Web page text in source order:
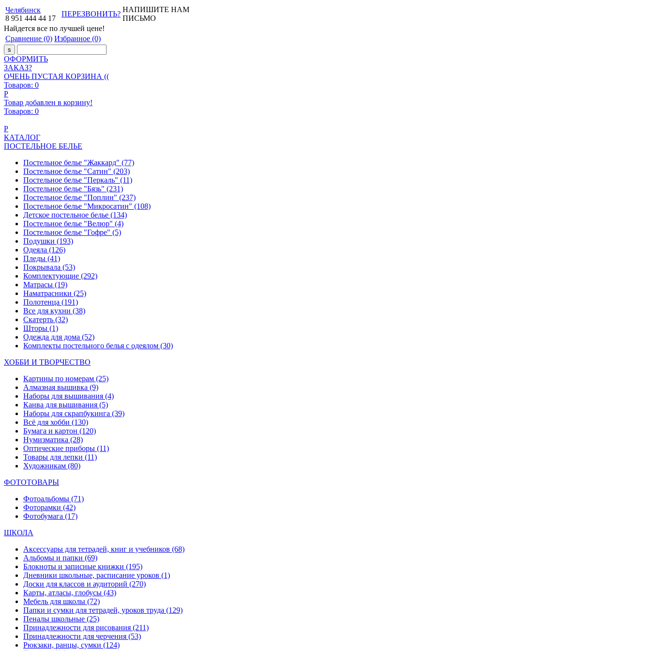
Челябинск
8 951 444 44 17
ПЕРЕЗВОНИТЬ?
НАПИШИТЕ НАМ
ПИСЬМО
Найдется все по лучшей цене!
Сравнение (0) Избранное (0)
ОФОРМИТЬ
ЗАКАЗ?
ОЧЕНЬ ПУСТАЯ КОРЗИНА ((
Товаров: 0
Р
Товар добавлен в корзину!
Товаров: 0
Р
КАТАЛОГ
ПОСТЕЛЬНОЕ БЕЛЬЕ
Постельное белье "Жаккард" (77)
Постельное белье "Сатин" (203)
Постельное белье "Перкаль" (11)
Постельное белье "Бязь" (231)
Постельное белье "Поплин" (237)
Постельное белье "Микросатин" (108)
Детское постельное белье (134)
Постельное белье "Велюр" (4)
Постельное белье "Гофре" (5)
Подушки (193)
Одеяла (126)
Пледы (41)
Покрывала (53)
Комплектующие (292)
Матрасы (19)
Наматрасники (25)
Полотенца (191)
Все для кухни (38)
Скатерть (32)
Шторы (1)
Одежда для дома (52)
Комплекты постельного белья с одеялом (30)
ХОББИ И ТВОРЧЕСТВО
Картины по номерам (25)
Алмазная вышивка (9)
Наборы для вышивания (4)
Канва для вышивания (5)
Наборы для скрапбукинга (39)
Всё для хобби (130)
Бумага и картон (120)
Нумизматика (28)
Оптические приборы (11)
Товары для лепки (11)
Художникам (80)
ФОТОТОВАРЫ
Фотоальбомы (71)
Фоторамки (42)
Фотобумага (17)
ШКОЛА
Аксессуары для тетрадей, книг и учебников (68)
Альбомы и папки (69)
Блокноты и записные книжки (195)
Дневники школьные, расписание уроков (1)
Доски для классов и аудиторий (270)
Карты, атласы, глобусы (43)
Мебель для школы (72)
Папки и сумки для тетрадей, уроков труда (129)
Пеналы школьные (25)
Принадлежности для рисования (211)
Принадлежности для черчения (53)
Рюкзаки, ранцы, сумки (124)